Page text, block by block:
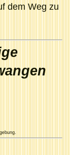
dem Weg zu